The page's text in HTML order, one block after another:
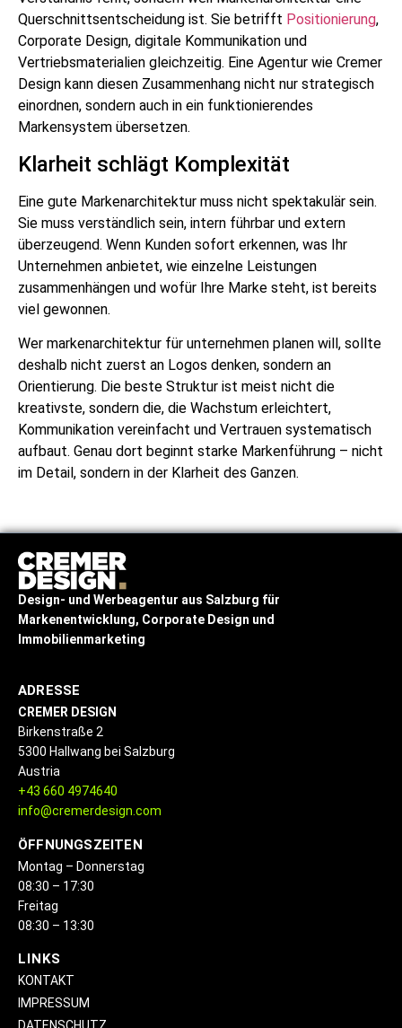
Querschnittsentscheidung ist. Sie betrifft Positionierung,
Corporate Design, digitale Kommunikation und
Vertriebsmaterialien gleichzeitig. Eine Agentur wie Cremer
Design kann diesen Zusammenhang nicht nur strategisch
einordnen, sondern auch in ein funktionierendes
Markensystem übersetzen.
Klarheit schlägt Komplexität
Eine gute Markenarchitektur muss nicht spektakulär sein.
Sie muss verständlich sein, intern führbar und extern
überzeugend. Wenn Kunden sofort erkennen, was Ihr
Unternehmen anbietet, wie einzelne Leistungen
zusammenhängen und wofür Ihre Marke steht, ist bereits
viel gewonnen.
Wer markenarchitektur für unternehmen planen will, sollte
deshalb nicht zuerst an Logos denken, sondern an
Orientierung. Die beste Struktur ist meist nicht die
kreativste, sondern die, die Wachstum erleichtert,
Kommunikation vereinfacht und Vertrauen systematisch
aufbaut. Genau dort beginnt starke Markenführung – nicht
im Detail, sondern in der Klarheit des Ganzen.
Design- und Werbeagentur aus Salzburg für
Markenentwicklung, Corporate Design und
Immobilienmarketing
ADRESSE
CREMER DESIGN
Birkenstraße 2
5300 Hallwang bei Salzburg
Austria
+43 660 4974640
info@cremerdesign.com
ÖFFNUNGSZEITEN
Montag – Donnerstag
08:30 – 17:30
Freitag
08:30 – 13:30
LINKS
KONTAKT
IMPRESSUM